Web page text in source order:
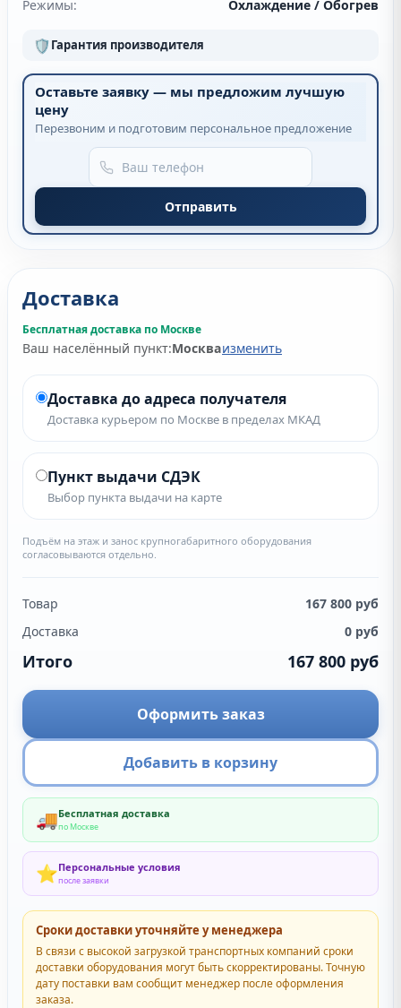
Режимы:
Охлаждение / Обогрев
🛡Гарантия производителя
Оставьте заявку — мы предложим лучшую
цену
Перезвоним и подготовим персональное предложение
Отправить
Доставка
Бесплатная доставка по Москве
Ваш населённый пункт:Москваизменить
Доставка до адреса получателя
Доставка курьером по Москве в пределах МКАД
Пункт выдачи СДЭК
Выбор пункта выдачи на карте
Подъём на этаж и занос крупногабаритного оборудования
согласовываются отдельно.
Товар 167 800 руб
Доставка
0 руб
Итого 167 800 руб
Оформить заказ
Добавить в корзину
🚚Бесплатная доставка
по Москве
⭐Персональные условия
после заявки
Сроки доставки уточняйте у менеджера
В связи с высокой загрузкой транспортных компаний сроки
доставки оборудования могут быть скорректированы. Точную
дату поставки вам сообщит менеджер после оформления
заказа.